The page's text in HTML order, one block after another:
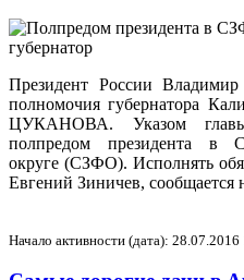
Президент России
полномочия губернатора
ЦУКАНОВА. Указом главы
полпредом президента в
округе (СЗФО). Исполнять
Евгений Зиничев, сообщается
Начало активности (дата):